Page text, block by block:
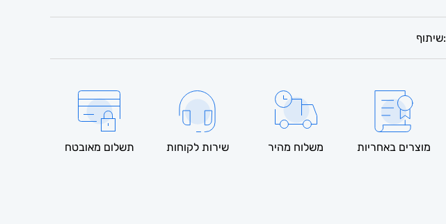
:שיתוף
מוצרים באחריות משלוח מהיר שירות לקוחות תשלום מאובטח